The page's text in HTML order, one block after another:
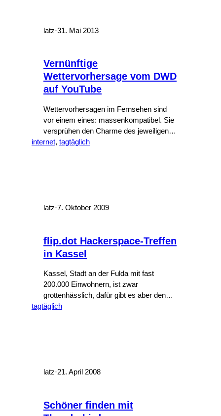
latz·31. Mai 2013
Vernünftige
Wettervorhersage vom DWD
auf YouTube
Wettervorhersagen im Fernsehen sind
vor einem eines: massenkompatibel. Sie
versprühen den Charme des jeweiligen
Jahrzehnts oder vielmehr das, was die
trotzdem immer noch den amtlichen
internet, tagtäglich
latz·7. Oktober 2009
flip.dot Hackerspace-Treffen
in Kassel
Kassel, Stadt an der Fulda mit fast
200.000 Einwohnern, ist zwar
grottenhässlich, dafür gibt es aber den
Herkules, bergeweise Museen, einen
sich überlegt, dass…
tagtäglich
latz·21. April 2008
Schöner finden mit